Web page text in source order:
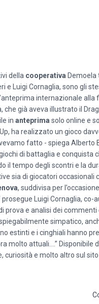
della cooperativa Demoela
e Luigi Cornaglia, sono gli
internazionale alla
che già aveva illustrato il
in anteprima solo online e
ha realizzato un gioco
fatto - spiega Alberto
di battaglia e conquista
il tempo degli scontri e la
sia di giocatori occasionali
, suddivisa per
Luigi Cornaglia,
e analisi dei commenti
simpatico,
estinti e i cinghiali hanno
molto attuali….” Disponibile
curiosità e molto altro sul sito